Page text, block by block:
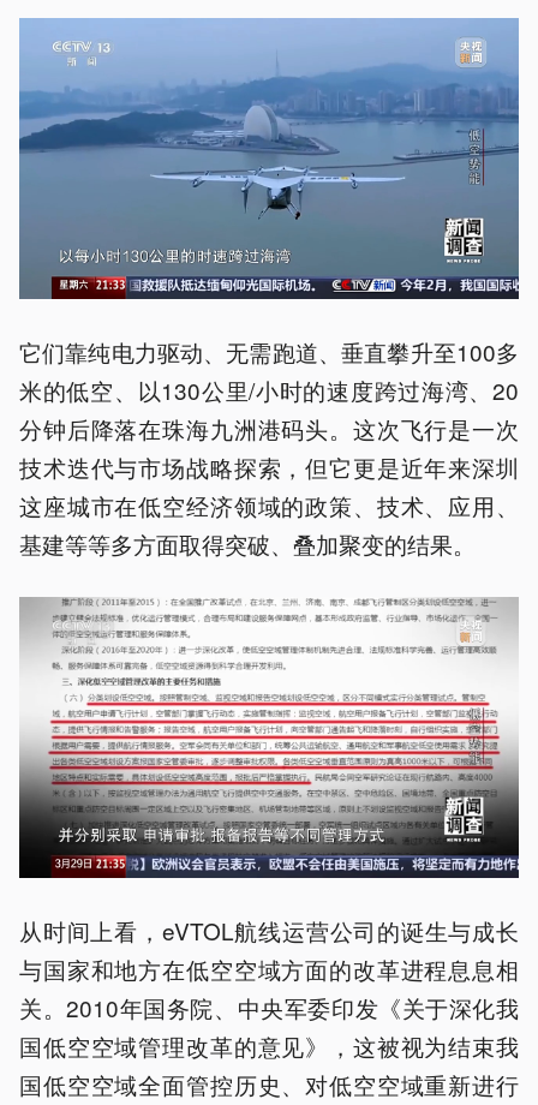
它们靠纯电力驱动、无需跑道、垂直攀升至100多
米的低空、以130公里/小时的速度跨过海湾、20
分钟后降落在珠海九洲港码头。这次飞行是一次
技术迭代与市场战略探索，但它更是近年来深圳
这座城市在低空经济领域的政策、技术、应用、
基建等等多方面取得突破、叠加聚变的结果。
从时间上看，eVTOL航线运营公司的诞生与成长
与国家和地方在低空空域方面的改革进程息息相
关。2010年国务院、中央军委印发《关于深化我
国低空空域管理改革的意见》，这被视为结束我
国低空空域全面管控历史、对低空空域重新进行